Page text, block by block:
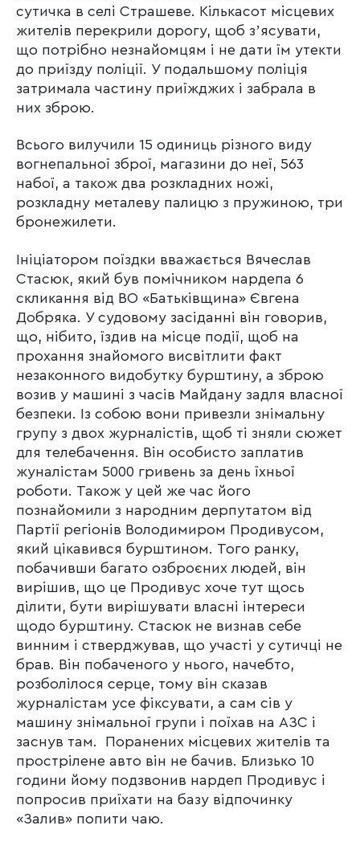
сутичка в селі Страшеве. Кількасот місцевих
жителів перекрили дорогу, щоб зʼясувати,
що потрібно незнайомцям і не дати їм утекти
до приїзду поліції. У подальшому поліція
затримала частину приїжджих і забрала в
них зброю.
Всього вилучили 15 одиниць різного виду
вогнепальної зброї, магазини до неї, 563
набої, а також два розкладних ножі,
розкладну металеву палицю з пружиною, три
бронежилети.
Ініціатором поїздки вважається Вячеслав
Стасюк, який був помічником нардепа 6
скликання від ВО «Батьківщина» Євгена
Добряка. У судовому засіданні він говорив,
що, нібито, їздив на місце події, щоб на
прохання знайомого висвітлити факт
незаконного видобутку бурштину, а зброю
возив у машині з часів Майдану задля власної
безпеки. Із собою вони привезли знімальну
групу з двох журналістів, щоб ті зняли сюжет
для телебачення. Він особисто заплатив
жуналістам 5000 гривень за день їхньої
роботи. Також у цей же час його
познайомили з народним дерпутатом від
Партії регіонів Володимиром Продивусом,
який цікавився бурштином. Того ранку,
побачивши багато озброєних людей, він
вирішив, що це Продивус хоче тут щось
ділити, бути вирішувати власні інтереси
щодо бурштину. Стасюк не визнав себе
винним і стверджував, що участі у сутичці не
брав. Він побаченого у нього, начебто,
розболілося серце, тому він сказав
журналістам усе фіксувати, а сам сів у
машину знімальної групи і поїхав на АЗС і
заснув там. Поранених місцевих жителів та
прострілене авто він не бачив. Близько 10
години йому подзвонив нардеп Продивус і
попросив приїхати на базу відпочинку
«Залив» попити чаю.